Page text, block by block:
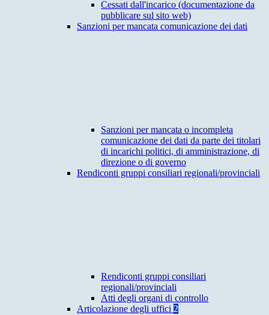
Cessati dall'incarico (documentazione da
pubblicare sul sito web)
Sanzioni per mancata comunicazione dei dati
Sanzioni per mancata o incompleta
comunicazione dei dati da parte dei titolari
di incarichi politici, di amministrazione, di
direzione o di governo
Rendiconti gruppi consiliari regionali/provinciali
Rendiconti gruppi consiliari
regionali/provinciali
Atti degli organi di controllo
Articolazione degli uffici 2